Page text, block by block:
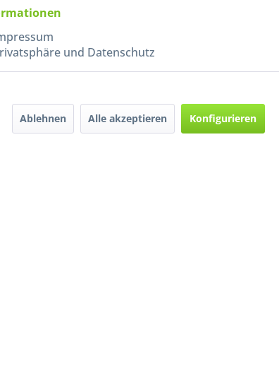
und Datenschutz
Ablehnen Alle akzeptieren Konfigurieren